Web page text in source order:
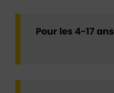
Pour les 4-17 ans